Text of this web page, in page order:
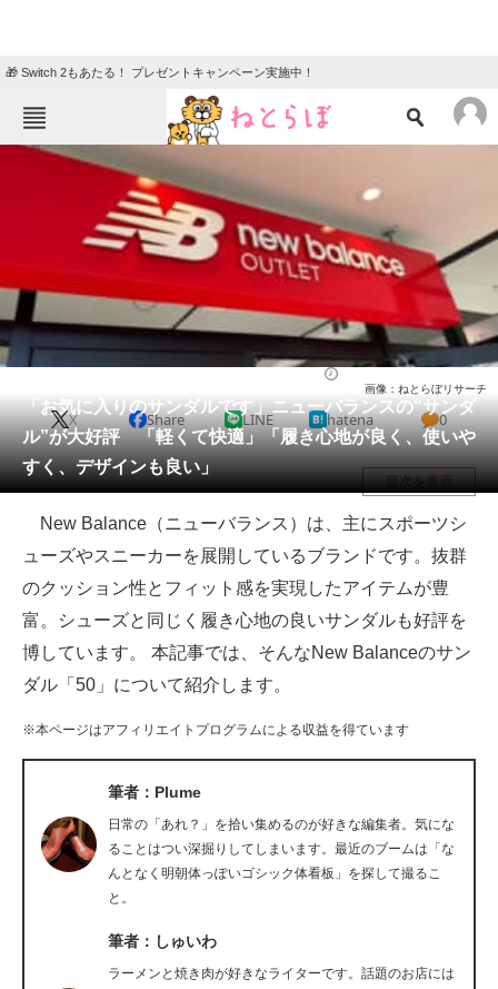
🎁 Switch 2もあたる！ プレゼントキャンペーン実施中！
ねとらぼメニュー
ニュース
クイズ
地域
住まい 教育・育児
動物 リサーチ
会員記事
メディア
注目記事を集めた総合ページ
ITの今と未来を見通す
スマホと通信の最新トレンド
進化するPCとデバイスの未来
好きが集まる 比べて選べる
ビジネスと働き方のヒント
AI活用のいまが分かる
企業ITのトレンドを詳説
経営リーダーのコミュニティ
ITエンジニア向け専門サイト
「お気に入りのサンダルです」ニューバランスの“サンダ
ル”が大好評 「軽くて快適」「履き心地が良く、使いや
すく、デザインも良い」
画像：ねとらぼリサーチ
X Share LINE hatena 0
目次を表示
New Balance（ニューバランス）は、主にスポーツシ
ューズやスニーカーを展開しているブランドです。抜群
のクッション性とフィット感を実現したアイテムが豊
富。シューズと同じく履き心地の良いサンダルも好評を
博しています。 本記事では、そんなNew Balanceのサン
ダル「50」について紹介します。
※本ページはアフィリエイトプログラムによる収益を得ています
筆者：Plume
日常の「あれ？」を拾い集めるのが好きな編集者。気にな
ることはつい深掘りしてしまいます。最近のブームは「な
んとなく明朝体っぽいゴシック体看板」を探して撮るこ
と。
筆者：しゅいわ
ラーメンと焼き肉が好きなライターです。話題のお店には